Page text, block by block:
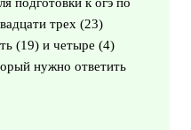
трех (23)
(19) и четыре (4)
нужно ответить